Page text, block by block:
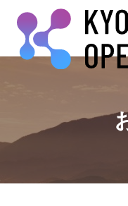
ここから本文です。